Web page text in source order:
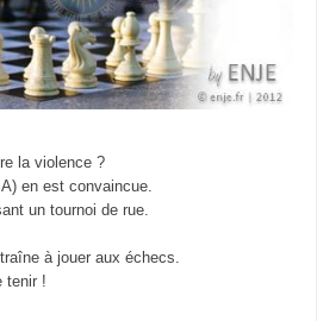
la violence ?
en est convaincue.
un tournoi de rue.
à jouer aux échecs.
tenir !